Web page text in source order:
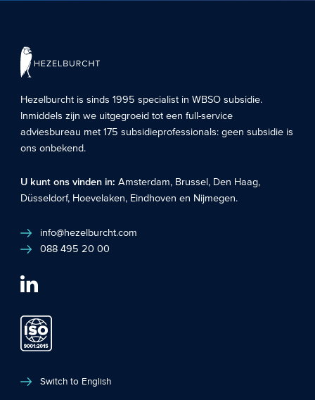
Hezelburcht is sinds 1995 specialist inWBSO subsidie.
Inmiddels zijn we uitgegroeid tot een full-service
adviesbureau met 175 subsidieprofessionals: geen subsidie is
ons onbekend.
U kunt ons vinden in:Amsterdam, Brussel, Den Haag,
Düsseldorf, Hoevelaken, Eindhoven en Nijmegen.
info@hezelburcht.com
088 495 20 00
Switch to English